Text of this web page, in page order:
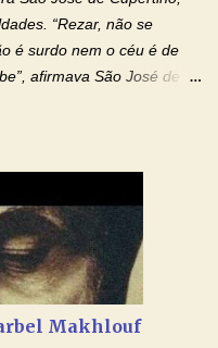
“Rezar, não se
é surdo nem o céu é de
afirmava São José de
fé. Mostra tua bondade,
imitar tuas virtudes.
geralmente é difícil, duro
tudo isso mais fácil e
vida mais digna de tua
Makhlouf